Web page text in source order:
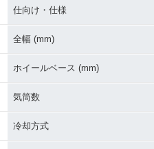
仕向け・仕様
全幅 (mm)
ホイールベース (mm)
気筒数
冷却方式